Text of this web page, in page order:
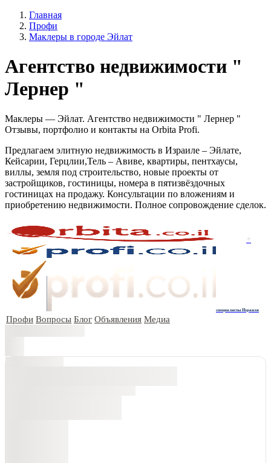
Главная
Профи
Маклеры в городе Эйлат
Агентство недвижимости "
Лернер "
Маклеры — Эйлат. Агентство недвижимости " Лернер "
Отзывы, портфолио и контакты на Orbita Profi.
Предлагаем элитную недвижимость в Израиле – Эйлате,
Кейсарии, Герцлии,Тель – Авиве, квартиры, пентхаусы,
виллы, земля под строительство, новые проекты от
застройщиков, гостиницы, номера в пятизвёздочных
гостиницах на продажу. Консультации по вложениям и
приобретению недвижимости. Полное сопровождение сделок.
+
специалисты Израиля
Профи Вопросы Блог Объявления Медиа